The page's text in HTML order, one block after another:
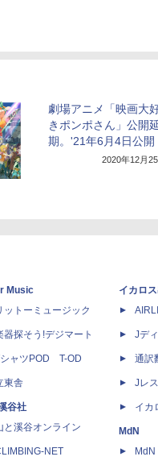
劇場アニメ「映画大
きポンポさん」公開
期。'21年6月4日公開
2020年12月
Music
ットーミュージック
器探そう!デジマート
ャツPOD T-OD
東舎
谷社
と溪谷オンライン
NET
イカロ
Jデ
通訳
Jレ
イカ
MdN